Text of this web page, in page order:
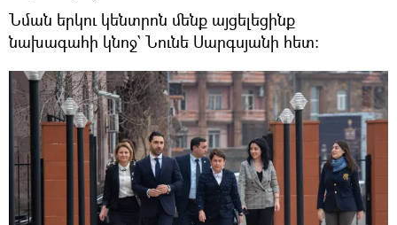
Նման երկու կենտրոն մենք այցելեցինք
նախագահի կնոջ` Նունե Սարգսյանի հետ։